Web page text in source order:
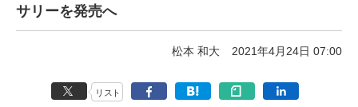
サリーを発売へ
松本 和大 2021年4月24日 07:00
リスト